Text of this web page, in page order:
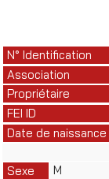
N° Identification
Association
Propriétaire
FEI ID
Date de naissance
Sexe
M